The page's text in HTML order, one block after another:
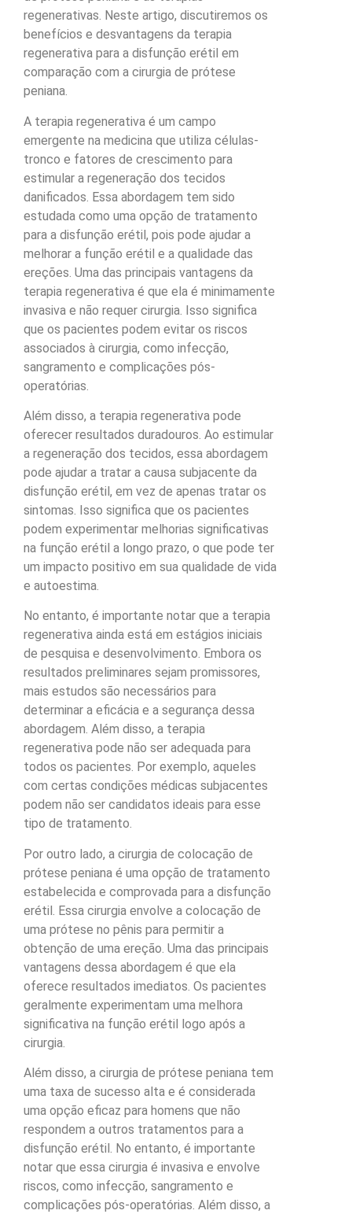
regenerativas. Neste artigo, discutiremos os
benefícios e desvantagens da terapia
regenerativa para a disfunção erétil em
comparação com a cirurgia de prótese
peniana.
A terapia regenerativa é um campo
emergente na medicina que utiliza células-
tronco e fatores de crescimento para
estimular a regeneração dos tecidos
danificados. Essa abordagem tem sido
estudada como uma opção de tratamento
para a disfunção erétil, pois pode ajudar a
melhorar a função erétil e a qualidade das
ereções. Uma das principais vantagens da
terapia regenerativa é que ela é minimamente
invasiva e não requer cirurgia. Isso significa
que os pacientes podem evitar os riscos
associados à cirurgia, como infecção,
sangramento e complicações pós-
operatórias.
Além disso, a terapia regenerativa pode
oferecer resultados duradouros. Ao estimular
a regeneração dos tecidos, essa abordagem
pode ajudar a tratar a causa subjacente da
disfunção erétil, em vez de apenas tratar os
sintomas. Isso significa que os pacientes
podem experimentar melhorias significativas
na função erétil a longo prazo, o que pode ter
um impacto positivo em sua qualidade de vida
e autoestima.
No entanto, é importante notar que a terapia
regenerativa ainda está em estágios iniciais
de pesquisa e desenvolvimento. Embora os
resultados preliminares sejam promissores,
mais estudos são necessários para
determinar a eficácia e a segurança dessa
abordagem. Além disso, a terapia
regenerativa pode não ser adequada para
todos os pacientes. Por exemplo, aqueles
com certas condições médicas subjacentes
podem não ser candidatos ideais para esse
tipo de tratamento.
Por outro lado, a cirurgia de colocação de
prótese peniana é uma opção de tratamento
estabelecida e comprovada para a disfunção
erétil. Essa cirurgia envolve a colocação de
uma prótese no pênis para permitir a
obtenção de uma ereção. Uma das principais
vantagens dessa abordagem é que ela
oferece resultados imediatos. Os pacientes
geralmente experimentam uma melhora
significativa na função erétil logo após a
cirurgia.
Além disso, a cirurgia de prótese peniana tem
uma taxa de sucesso alta e é considerada
uma opção eficaz para homens que não
respondem a outros tratamentos para a
disfunção erétil. No entanto, é importante
notar que essa cirurgia é invasiva e envolve
riscos, como infecção, sangramento e
complicações pós-operatórias. Além disso, a